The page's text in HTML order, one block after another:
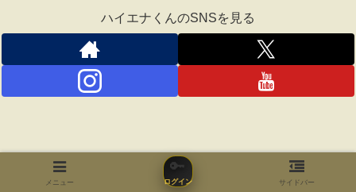
ハイエナくんのSNSを見る
メニュー
🔑
ログイン サイドバー